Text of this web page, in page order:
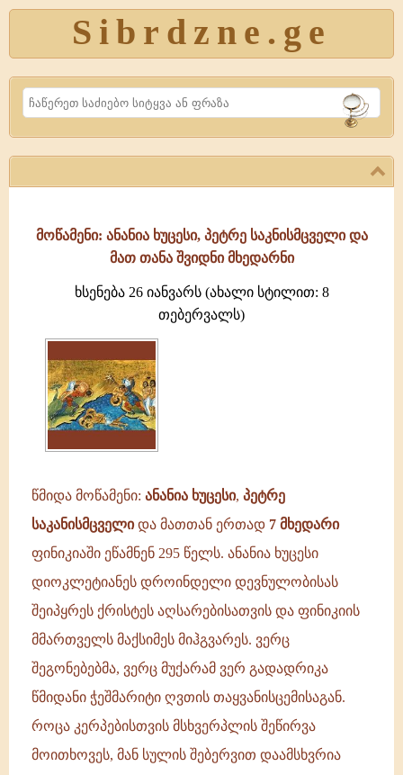
Sibrdzne.ge
Search
მოწამენი: ანანია ხუცესი, პეტრე საკნისმცველი და
მათ თანა შვიდნი მხედარნი
ხსენება 26 იანვარს (ახალი სტილით: 8
თებერვალს)
წმიდა მოწამენი: ანანია ხუცესი, პეტრე
საკანისმცველიდა მათთან ერთად 7 მხედარი
ფინიკიაში ეწამნენ 295 წელს. ანანია ხუცესი
დიოკლეტიანეს დროინდელი დევნულობისას
შეიპყრეს ქრისტეს აღსარებისათვის და ფინიკიის
მმართველს მაქსიმეს მიჰგვარეს. ვერც
შეგონებებმა, ვერც მუქარამ ვერ გადადრიკა
წმიდანი ჭეშმარიტი ღვთის თაყვანისცემისაგან.
როცა კერპებისთვის მსხვერპლის შეწირვა
მოითხოვეს, მან სულის შებერვით დაამსხვრია